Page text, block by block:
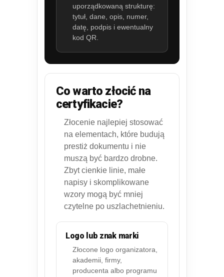
uporządkowaną strukturę:
tytuł, dane, opis, numer,
datę, podpis i ewentualny
kod QR.
Co warto złocić na
certyfikacie?
Złocenie najlepiej stosować
na elementach, które budują
prestiż dokumentu i nie
muszą być bardzo drobne.
Zbyt cienkie linie, małe
napisy i skomplikowane
wzory mogą być mniej
czytelne po uszlachetnieniu.
Logo lub znak marki
Złocone logo organizatora,
akademii, firmy,
producenta albo programu